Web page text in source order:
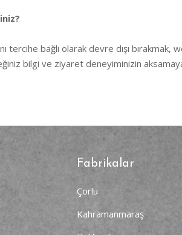
tercihe bağlı olarak devre dışı
bilgi ve ziyaret deneyiminizin
Fabrikalar
Çorlu
Kahramanmaraş